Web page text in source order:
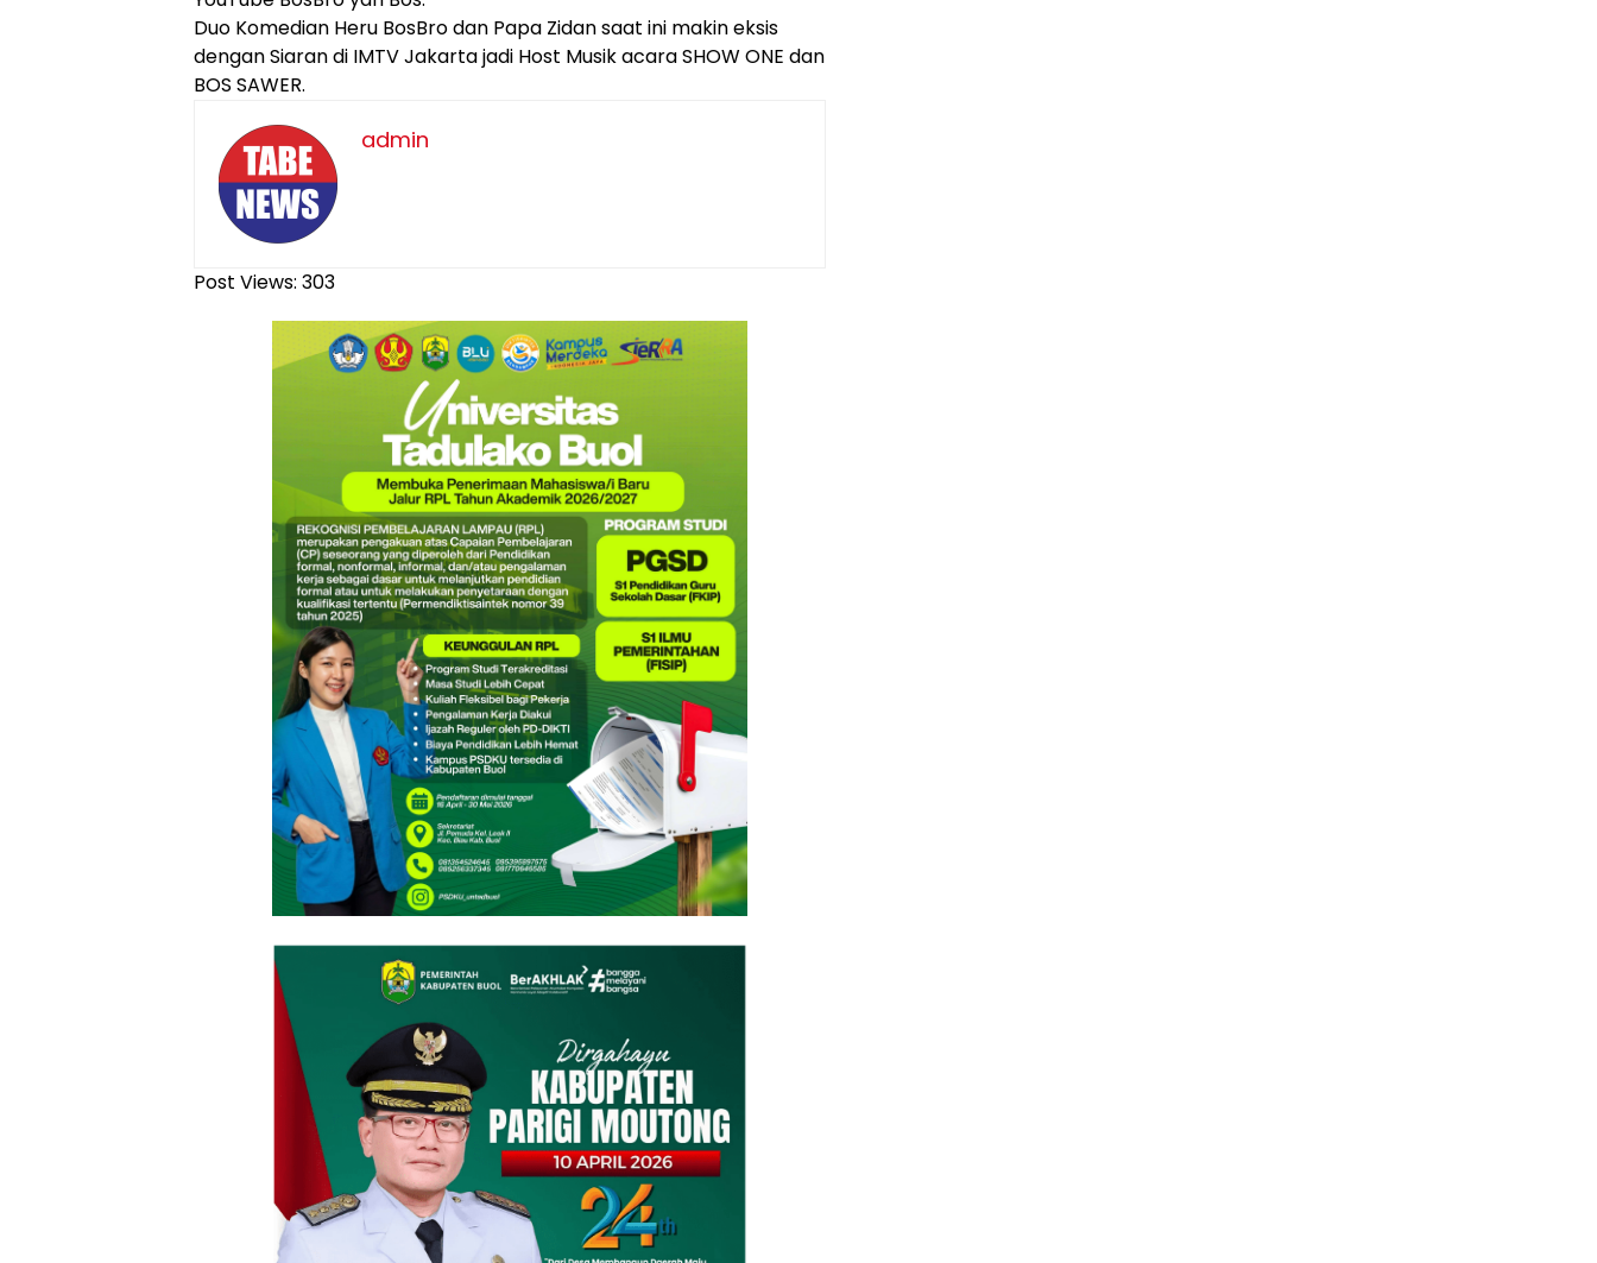
Duo Komedian Heru BosBro dan Papa Zidan saat ini makin eksis
dengan Siaran di IMTV Jakarta jadi Host Musik acara SHOW ONE dan
BOS SAWER.
admin
Post Views: 303